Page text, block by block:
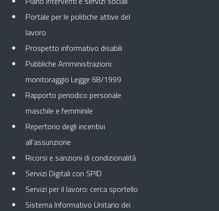
Portale per le politiche attive del
lavoro
Prospetto informativo disabili
Pubbliche Amministrazioni:
monitoraggio Legge 68/1999
Rapporto periodico personale
maschile e femminile
Repertorio degli incentivi
all’assunzione
Ricorsi e sanzioni di condizionalità
Servizi Digitali con SPID
Servizi per il lavoro: cerca sportello
Sistema Informativo Unitario dei